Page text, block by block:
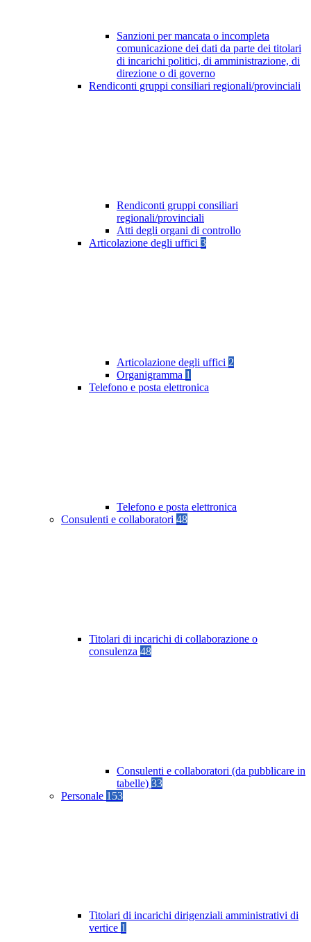
Sanzioni per mancata o incompleta
comunicazione dei dati da parte dei titolari
di incarichi politici, di amministrazione, di
direzione o di governo
Rendiconti gruppi consiliari regionali/provinciali
Rendiconti gruppi consiliari
regionali/provinciali
Atti degli organi di controllo
Articolazione degli uffici 3
Articolazione degli uffici 2
Organigramma 1
Telefono e posta elettronica
Telefono e posta elettronica
Consulenti e collaboratori 48
Titolari di incarichi di collaborazione o
consulenza 48
Consulenti e collaboratori (da pubblicare in
tabelle) 33
Personale 153
Titolari di incarichi dirigenziali amministrativi di
vertice 1